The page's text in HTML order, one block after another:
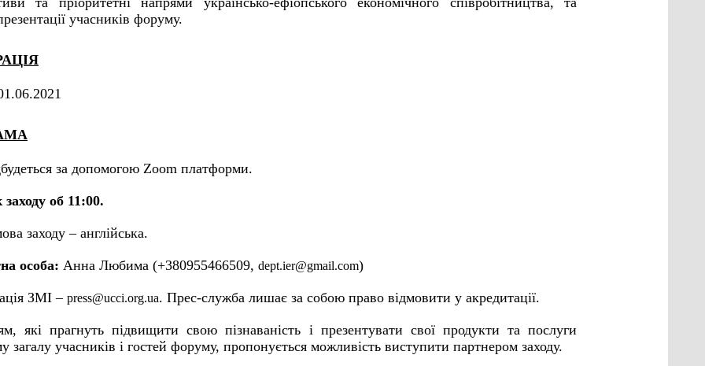
учасників форуму.
за допомогою Zoom платформи.
об 11:00.
заходу – англійська.
особа: Анна Любима (+380955466509, dept.ier@gmail.com)
ЗМІ – press@ucci.org.ua. Прес-служба лишає за собою право відмовити у акредитації.
які прагнуть підвищити свою пізнаваність і презентувати свої продукти та послуги
загалу учасників і гостей форуму, пропонується можливість виступити партнером заходу.